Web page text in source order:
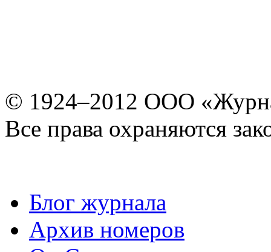
© 1924–2012 ООО
Все права охраняются
Блог журнала
Архив номеров